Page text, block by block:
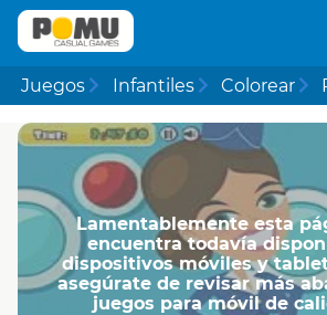
Juegos Infantiles Colorear
Lamentablemente esta
encuentra todavía
dispositivos móviles y
asegúrate de revisar más
juegos para móvil de